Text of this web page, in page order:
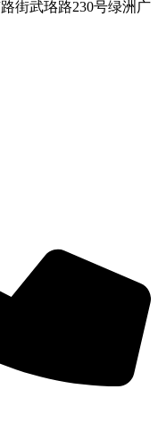
街武珞路230号绿洲广